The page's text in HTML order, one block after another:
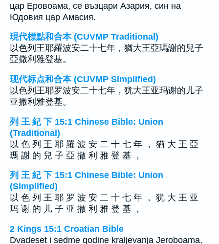
цар Еровоама, се възцари Азария, син на
Юдовия цар Амасия.
現代標點和合本 (CUVMP Traditional)
以色列王耶羅波安二十七年，猶大王亞瑪謝的兒子
亞撒利雅登基。
现代标点和合本 (CUVMP Simplified)
以色列王耶罗波安二十七年，犹大王亚玛谢的儿子
亚撒利雅登基。
列 王 紀 下 15:1 Chinese Bible: Union
(Traditional)
以 色 列 王 耶 羅 波 安 二 十 七 年 ， 猶 大 王 亞
瑪 謝 的 兒 子 亞 撒 利 雅 登 基 ，
列 王 紀 下 15:1 Chinese Bible: Union
(Simplified)
以 色 列 王 耶 罗 波 安 二 十 七 年 ， 犹 大 王 亚
玛 谢 的 儿 子 亚 撒 利 雅 登 基 ，
2 Kings 15:1 Croatian Bible
Dvadeset i sedme godine kraljevanja Jeroboama,